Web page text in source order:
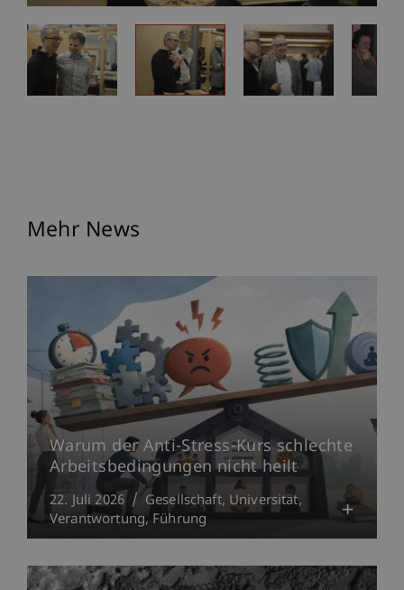
Mehr News
Warum der Anti-Stress-Kurs schlechte
Arbeitsbedingungen nicht heilt
22. Juli 2026 Gesellschaft Universität
Verantwortung Führung